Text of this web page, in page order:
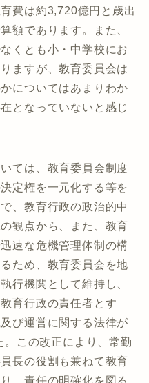
費は約3,720億円と歳出
額であります。また、
くとも小・中学校にお
ますが、教育委員会は
についてはあまりわか
となっていないと感じ
ては、教育委員会制度
定権を一元化する等を
、教育行政の政治的中
観点から、また、教育
速な危機管理体制の構
ため、教育委員会を地
行機関として維持し、
育行政の責任者とす
び運営に関する法律が
この改正により、常勤
長の役割も兼ねて教育
、責任の明確化を図る